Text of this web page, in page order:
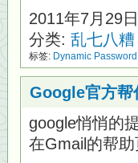
2011年7月29
分类: 乱七八糟
标签: Dynamic Password
Google官方帮
google悄悄的
在Gmail的帮